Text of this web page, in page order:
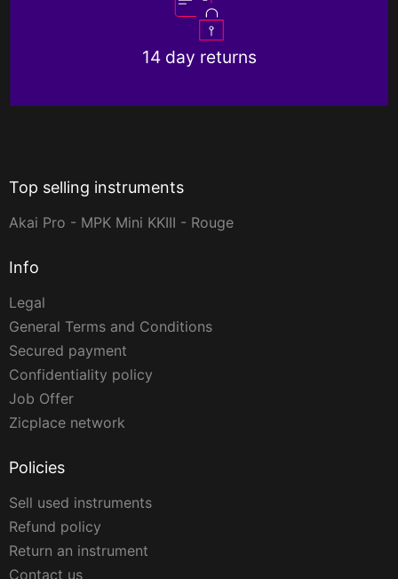
14 day returns
Top selling instruments
Akai Pro - MPK Mini KKIII - Rouge
Info
Legal
General Terms and Conditions
Secured payment
Confidentiality policy
Job Offer
Zicplace network
Policies
Sell used instruments
Refund policy
Return an instrument
Contact us